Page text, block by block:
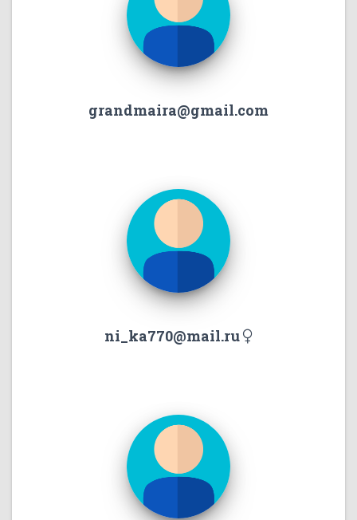
grandmaira@gmail.com
ni_ka770@mail.ru